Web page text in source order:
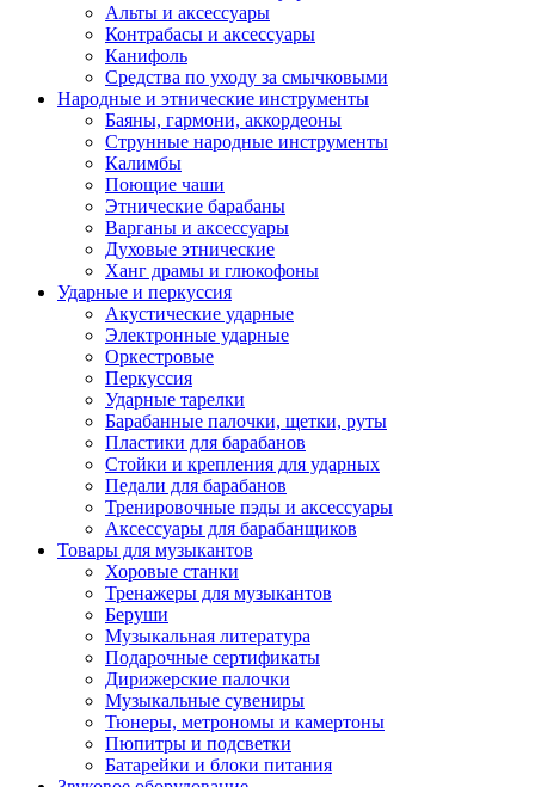
Альты и аксессуары
Контрабасы и аксессуары
Канифоль
Средства по уходу за смычковыми
Народные и этнические инструменты
Баяны, гармони, аккордеоны
Струнные народные инструменты
Калимбы
Поющие чаши
Этнические барабаны
Варганы и аксессуары
Духовые этнические
Ханг драмы и глюкофоны
Ударные и перкуссия
Акустические ударные
Электронные ударные
Оркестровые
Перкуссия
Ударные тарелки
Барабанные палочки, щетки, руты
Пластики для барабанов
Стойки и крепления для ударных
Педали для барабанов
Тренировочные пэды и аксессуары
Аксессуары для барабанщиков
Товары для музыкантов
Хоровые станки
Тренажеры для музыкантов
Беруши
Музыкальная литература
Подарочные сертификаты
Дирижерские палочки
Музыкальные сувениры
Тюнеры, метрономы и камертоны
Пюпитры и подсветки
Батарейки и блоки питания